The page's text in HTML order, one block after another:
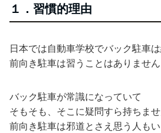
１．習慣的理由
日本では自動車学校でバック駐車は
前向き駐車は習うことはありません
バック駐車が常識になっていて
そもそも、そこに疑問すら持ちませ
前向き駐車は邪道とさえ思う人もい